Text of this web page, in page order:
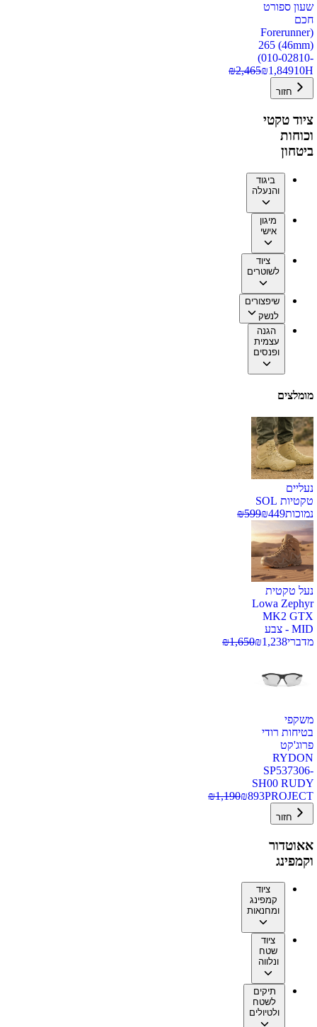
שעון ספורט
חכם
(Forerunner
265 (46mm)
(010-02810-
10H
₪1,849
₪2,465
חזור
ציוד טקטי
וכוחות
ביטחון
ביגוד
והנעלה
מיגון
אישי
ציוד
לשוטרים
שיפצורים
לנשק
הגנה
עצמית
ופנסים
מומלצים
נעליים
טקטיות SOL
נמוכות
₪449
₪599
נעל טקטית
Lowa Zephyr
MK2 GTX
MID - צבע
מדברי
₪1,238
₪1,650
משקפי
בטיחות רודי
פרוג'קט
RYDON
SP537306-
SH00 RUDY
PROJECT
₪893
₪1,190
חזור
אאוטדור
וקמפינג
ציוד
קמפינג
ומחנאות
ציוד
שטח
ונלווה
תיקים
לשטח
ולטיולים